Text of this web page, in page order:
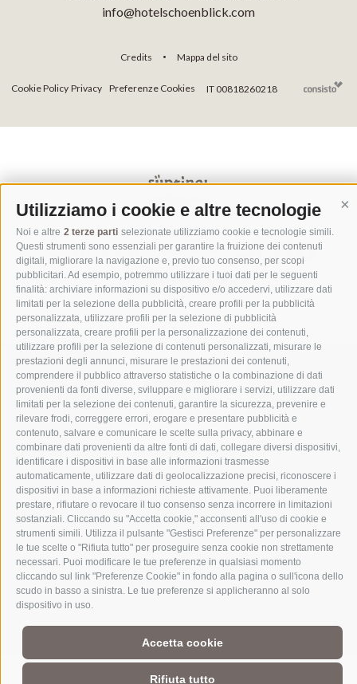
Utilizziamo i cookie e altre tecnologie
Noi e altre 2 terze parti selezionate utilizziamo cookie e tecnologie simili.
Questi strumenti sono essenziali per garantire la fruizione dei contenuti
digitali, migliorare la navigazione e, previo tuo consenso, per scopi
pubblicitari. Ad esempio, potremmo utilizzare i tuoi dati per le seguenti
finalità: archiviare informazioni su dispositivo e/o accedervi, utilizzare dati
limitati per la selezione della pubblicità, creare profili per la pubblicità
personalizzata, utilizzare profili per la selezione di pubblicità
personalizzata, creare profili per la personalizzazione dei contenuti,
utilizzare profili per la selezione di contenuti personalizzati, misurare le
prestazioni degli annunci, misurare le prestazioni dei contenuti,
comprendere il pubblico attraverso statistiche o la combinazione di dati
provenienti da fonti diverse, sviluppare e migliorare i servizi, utilizzare dati
limitati per la selezione dei contenuti, garantire la sicurezza, prevenire e
rilevare frodi, correggere errori, erogare e presentare pubblicità e
contenuto, salvare e comunicare le scelte sulla privacy, abbinare e
combinare dati provenienti da altre fonti di dati, collegare diversi dispositivi,
identificare i dispositivi in base alle informazioni trasmesse
automaticamente, utilizzare dati di geolocalizzazione precisi, riconoscere i
dispositivi in base a informazioni richieste attivamente. Puoi liberamente
prestare, rifiutare o revocare il tuo consenso senza incorrere in limitazioni
sostanziali. Cliccando su "Accetta cookie," acconsenti all'uso di cookie e
strumenti simili. Utilizza il pulsante "Gestisci Preferenze" per personalizzare
le tue scelte o "Rifiuta tutto" per proseguire senza cookie non strettamente
necessari. Puoi modificare le tue preferenze in qualsiasi momento
cliccando sul link "Preferenze Cookie" in fondo alla pagina o sull'icona dello
scudo in basso a sinistra. Le tue preferenze si applicheranno al solo
dispositivo in uso.
Accetta cookie
Rifiuta tutto
info@hotelschoenblick.com
Credits • Mappa del sito
Cookie Policy Privacy Preferenze Cookies IT 00818260218
Parte del mondo alpino3 Cime Dolomiti
Intorno al bene più di spicco del patrimonio dell'UNESCO delle
Dolomiti si trova un mondo alpino senza pari. Le sue dimensioni
ridotte e la ricchezza del territorio, la vicinanza ai piccoli paesi, la
maestosa cornice naturale e la gente radicata sul territorio con le
loro suggestive storie di montagna fanno di questa regione
un’esperienza alpina straordinaria per tutti coloro, il cui cuore